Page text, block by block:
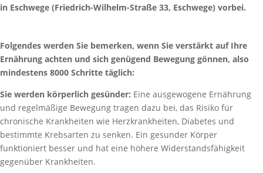
in Eschwege (Friedrich-Wilhelm-Straße 33, Eschwege) vorbei.
Folgendes werden Sie bemerken, wenn Sie verstärkt auf Ihre
Ernährung achten und sich genügend Bewegung gönnen, also
mindestens 8000 Schritte täglich:
Sie werden körperlich gesünder: Eine ausgewogene Ernährung
und regelmäßige Bewegung tragen dazu bei, das Risiko für
chronische Krankheiten wie Herzkrankheiten, Diabetes und
bestimmte Krebsarten zu senken. Ein gesunder Körper
funktioniert besser und hat eine höhere Widerstandsfähigkeit
gegenüber Krankheiten.